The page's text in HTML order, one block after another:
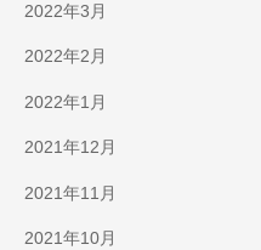
2022年3月
2022年2月
2022年1月
2021年12月
2021年11月
2021年10月